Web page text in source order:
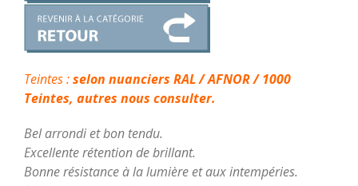
Teintes :selon nuanciers RAL / AFNOR / 1000
Teintes, autres nous consulter.
Bel arrondi et bon tendu.
Excellente rétention de brillant.
Bonne résistance à la lumière et aux intempéries.